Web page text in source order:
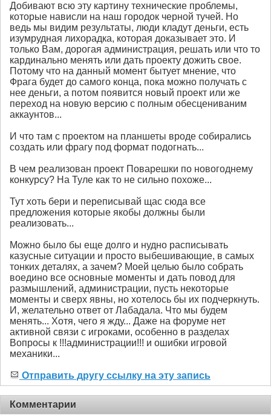
Добивают всю эту картину технические проблемы,
которые нависли на наш городок черной тучей. Но
ведь мы видим результаты, люди кладут деньги, есть
изумрудная лихорадка, которая доказывает это. И
только Вам, дорогая администрация, решать или что то
кардинально менять или дать проекту дожить свое.
Потому что на данный момент бытует мнение, что
Фрага будет до самого конца, пока можно получать с
нее деньги, а потом появится новый проект или же
переход на новую версию с полным обесцениваним
аккаунтов...
И что там с проектом на планшеты вроде собирались
создать или фрагу под формат подогнать...
В чем реализован проект Поварешки по новогоднему
конкурсу? На Туле как то не сильно похоже...
Тут хоть бери и переписывай щас сюда все
предложения которые якобы должны были
реализовать...
Можно было бы еще долго и нудно расписывать
казусные ситуации и просто выбешивающие, в самых
тонких деталях, а зачем? Моей целью было собрать
воедино все основные моменты и дать повод для
размышлений, администрации, пусть некоторые
моменты и сверх явны, но хотелось бы их подчеркнуть.
И, желательно ответ от Лабадала. Что мы будем
менять... Хотя, чего я жду... Даже на форуме нет
активной связи с игроками, особенно в разделах
Вопросы к !!!администрации!!! и ошибки игровой
механики...
Отправить другу ссылку на эту запись
Комментарии